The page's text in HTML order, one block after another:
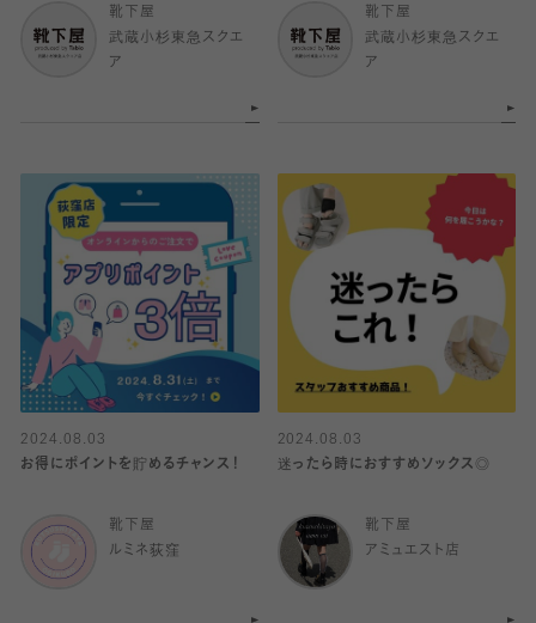
靴下屋
武蔵小杉東急スクエ
ア
靴下屋
武蔵小杉東急スクエ
ア
2024.08.03
お得にポイントを貯めるチャンス！
靴下屋
ルミネ荻窪
2024.08.03
迷ったら時におすすめソックス◎
靴下屋
アミュエスト店